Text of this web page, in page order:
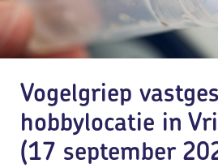
Vogelgriep
hobbylocatie in
(17 september